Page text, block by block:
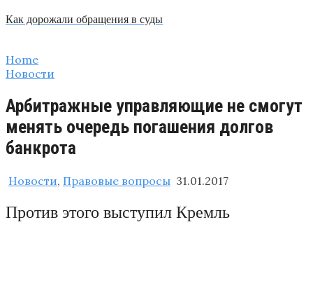
Как дорожали обращения в суды
Home
Новости
Арбитражные управляющие не смогут
менять очередь погашения долгов
банкрота
Новости, Правовые вопросы 31.01.2017
Против этого выступил Кремль